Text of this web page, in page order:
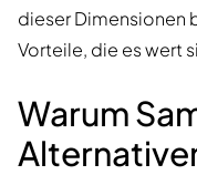
dieser Dimensionen
Vorteile, die es wert
Warum